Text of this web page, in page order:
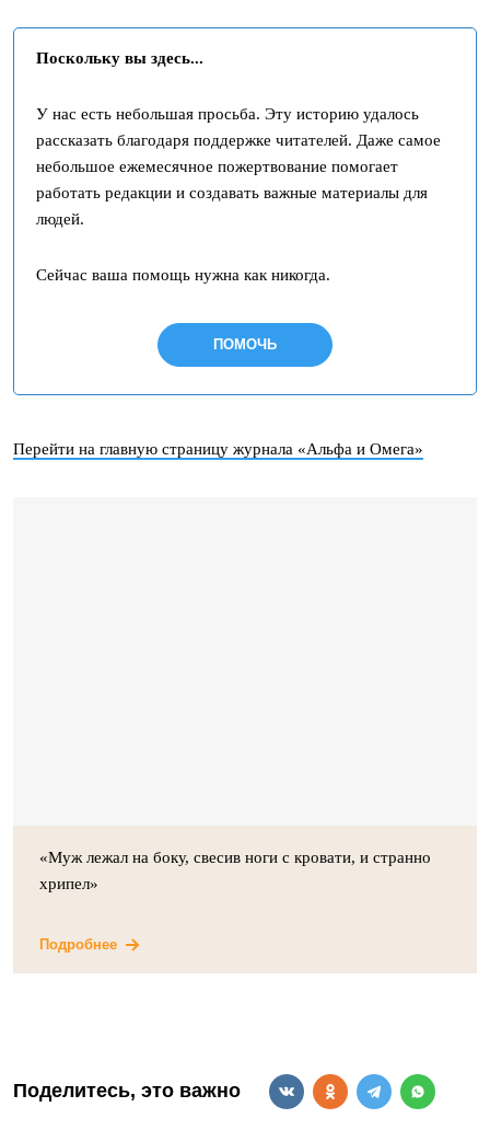
Поскольку вы здесь...
У нас есть небольшая просьба. Эту историю удалось
рассказать благодаря поддержке читателей. Даже самое
небольшое ежемесячное пожертвование помогает
работать редакции и создавать важные материалы для
людей.
Сейчас ваша помощь нужна как никогда.
ПОМОЧЬ
Перейти на главную страницу журнала «Альфа и Омега»
«Муж лежал на боку, свесив ноги с кровати, и странно
хрипел»
Подробнее
Поделитесь, это важно